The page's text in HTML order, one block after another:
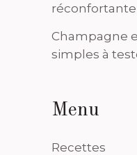
réconfortante
Champagne
simples à
Menu
Recettes